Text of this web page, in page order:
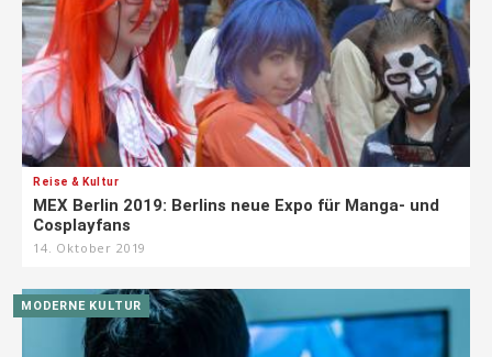
Reise & Kultur
MEX Berlin 2019: Berlins neue Expo für Manga- und
Cosplayfans
14. Oktober 2019
MODERNE KULTUR